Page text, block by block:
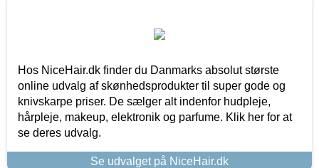
Hos NiceHair.dk finder du Danmarks absolut største
online udvalg af skønhedsprodukter til super gode og
knivskarpe priser. De sælger alt indenfor hudpleje,
hårpleje, makeup, elektronik og parfume. Klik her for at
se deres udvalg.
Se udvalget på NiceHair.dk